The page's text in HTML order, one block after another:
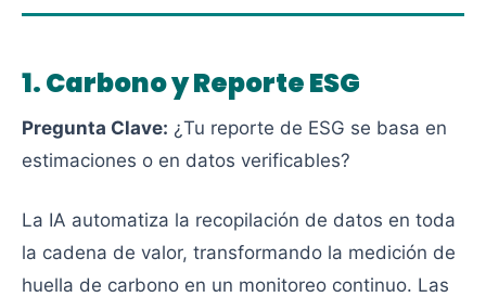
1. Carbono y Reporte ESG
Pregunta Clave: ¿Tu reporte de ESG se basa en
estimaciones o en datos verificables?
La IA automatiza la recopilación de datos en toda
la cadena de valor, transformando la medición de
huella de carbono en un monitoreo continuo. Las